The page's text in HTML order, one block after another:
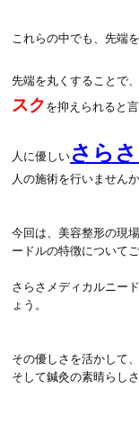
これらの中でも、先端
先端を丸くすることで、
スク を抑えられると
人に優しい さら
人の施術を行いませんか
今回は、美容整形の現
ードルの特徴について
さらさメディカルニー
ょう。
その優しさを活かして
そして鍼灸の素晴らし